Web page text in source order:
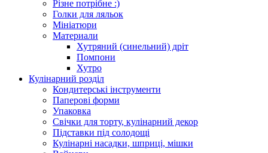
Різне потрібне :)
Голки для ляльок
Мініатюри
Материали
Хутряний (синельний) дріт
Помпони
Хутро
Кулінарний розділ
Кондитерські інструменти
Паперові форми
Упаковка
Свічки для торту, кулінарний декор
Підставки під солодощі
Кулінарні насадки, шприці, мішки